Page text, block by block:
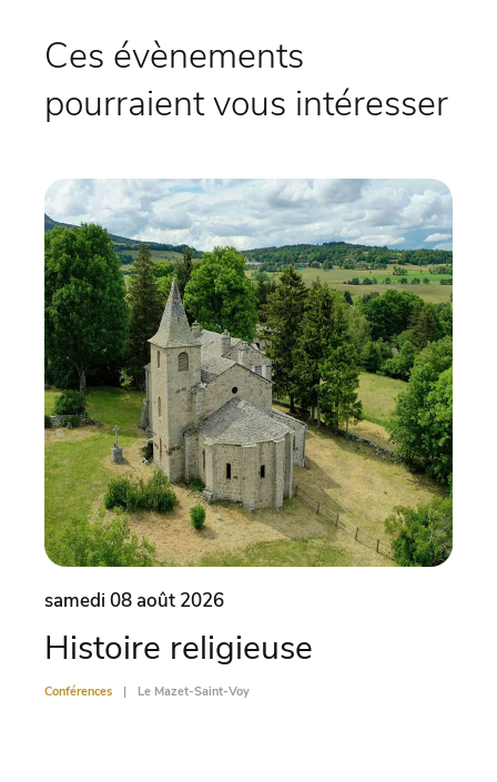
Ces évènements
pourraient vous intéresser
samedi 08 août 2026
Histoire religieuse
Conférences Le Mazet-Saint-Voy